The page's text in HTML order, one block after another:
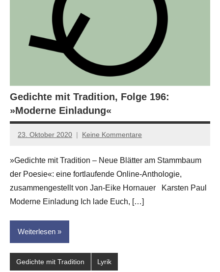
Gedichte mit Tradition, Folge 196:
»Moderne Einladung«
23. Oktober 2020
Jan-
Hornauer
für
dasgedichtblog
Keine Kommentare
»Gedichte mit Tradition – Neue Blätter am Stammbaum
der Poesie«: eine fortlaufende Online-Anthologie,
zusammengestellt von Jan-Eike Hornauer Karsten Paul
Moderne Einladung Ich lade Euch, […]
Weiterlesen
Gedichte mit Tradition Lyrik